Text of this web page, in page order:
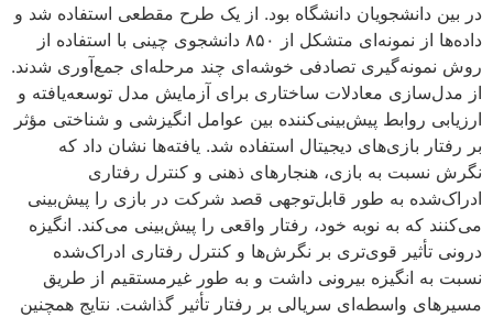
در بین دانشجویان دانشگاه بود. از یک طرح مقطعی استفاده شد و
داده‌ها از نمونه‌ای متشکل از ۸۵۰ دانشجوی چینی با استفاده از
روش نمونه‌گیری تصادفی خوشه‌ای چند مرحله‌ای جمع‌آوری شدند.
از مدل‌سازی معادلات ساختاری برای آزمایش مدل توسعه‌یافته و
ارزیابی روابط پیش‌بینی‌کننده بین عوامل انگیزشی و شناختی مؤثر
بر رفتار بازی‌های دیجیتال استفاده شد. یافته‌ها نشان داد که
نگرش نسبت به بازی، هنجارهای ذهنی و کنترل رفتاری
ادراک‌شده به طور قابل‌توجهی قصد شرکت در بازی را پیش‌بینی
می‌کنند که به نوبه خود، رفتار واقعی را پیش‌بینی می‌کند. انگیزه
درونی تأثیر قوی‌تری بر نگرش‌ها و کنترل رفتاری ادراک‌شده
نسبت به انگیزه بیرونی داشت و به طور غیرمستقیم از طریق
مسیرهای واسطه‌ای سریالی بر رفتار تأثیر گذاشت. نتایج همچنین